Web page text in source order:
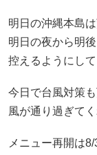
明日の沖縄本島
明日の夜から明
控えるようにし
今日で台風対策
風が通り過ぎて
メニュー再開は